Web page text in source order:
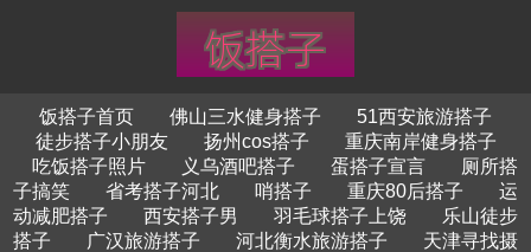
饭搭子首页 佛山三水健身搭子
51西安旅游搭子
徒步搭子小朋友
扬州cos搭子
重庆南岸健身搭子
吃饭搭子照片
义乌酒吧搭子 蛋搭子宣言
厕所搭
子搞笑
省考搭子河北 哨搭子 重庆80后搭子
运
动减肥搭子
西安搭子男 羽毛球搭子上饶
乐山徒步
搭子
广汉旅游搭子 河北衡水旅游搭子
天津寻找摄